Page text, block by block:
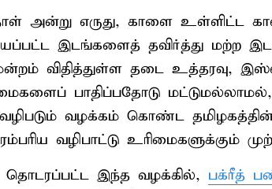
அன்று எருது, காளை உள்ளிட்ட
இடங்களைத் தவிர்த்து மற்ற
விதித்துள்ள தடை உத்தரவு,
பாதிப்பதோடு
வழிபடும் வழக்கம் கொண்ட
வழிபாட்டு உரிமைகளுக்கும்
தொடரப்பட்ட இந்த வழக்கில், பக்ரீத்